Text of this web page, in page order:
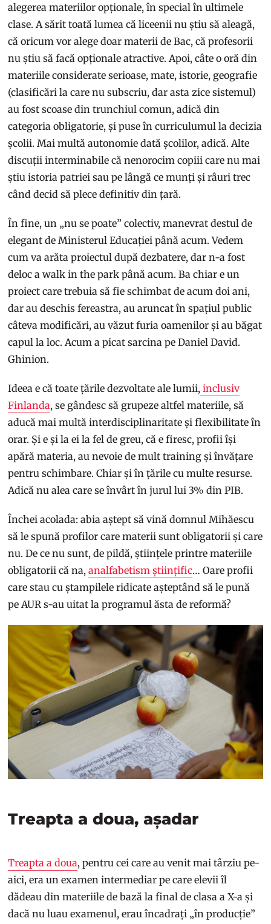
alegerea materiilor opționale, în special în ultimele
clase. A sărit toată lumea că liceenii nu știu să aleagă,
că oricum vor alege doar materii de Bac, că profesorii
nu știu să facă opționale atractive. Apoi, câte o oră din
materiile considerate serioase, mate, istorie, geografie
(clasificări la care nu subscriu, dar asta zice sistemul)
au fost scoase din trunchiul comun, adică din
categoria obligatorie, și puse în curriculumul la decizia
școlii. Mai multă autonomie dată școlilor, adică. Alte
discuții interminabile că nenorocim copiii care nu mai
știu istoria patriei sau pe lângă ce munți și râuri trec
când decid să plece definitiv din țară.
În fine, un „nu se poate” colectiv, manevrat destul de
elegant de Ministerul Educației până acum. Vedem
cum va arăta proiectul după dezbatere, dar n-a fost
deloc a walk in the park până acum. Ba chiar e un
proiect care trebuia să fie schimbat de acum doi ani,
dar au deschis fereastra, au aruncat în spațiul public
câteva modificări, au văzut furia oamenilor și au băgat
capul la loc. Acum a picat sarcina pe Daniel David.
Ghinion.
Ideea e că toate țările dezvoltate ale lumii, inclusiv
Finlanda, se gândesc să grupeze altfel materiile, să
aducă mai multă interdisciplinaritate și flexibilitate în
orar. Și e și la ei la fel de greu, că e firesc, profii își
apără materia, au nevoie de mult training și învățare
pentru schimbare. Chiar și în țările cu multe resurse.
Adică nu alea care se învârt în jurul lui 3% din PIB.
Închei acolada: abia aștept să vină domnul Mihăescu
să le spună profilor care materii sunt obligatorii și care
nu. De ce nu sunt, de pildă, științele printre materiile
obligatorii că na,analfabetism științific… Oare profii
care stau cu ștampilele ridicate așteptând să le pună
pe AUR s-au uitat la programul ăsta de reformă?
Treapta a doua, așadar
Treapta a doua, pentru cei care au venit mai târziu pe-
aici, era un examen intermediar pe care elevii îl
dădeau din materiile de bază la final de clasa a X-a și
dacă nu luau examenul, erau încadrați „în producție”